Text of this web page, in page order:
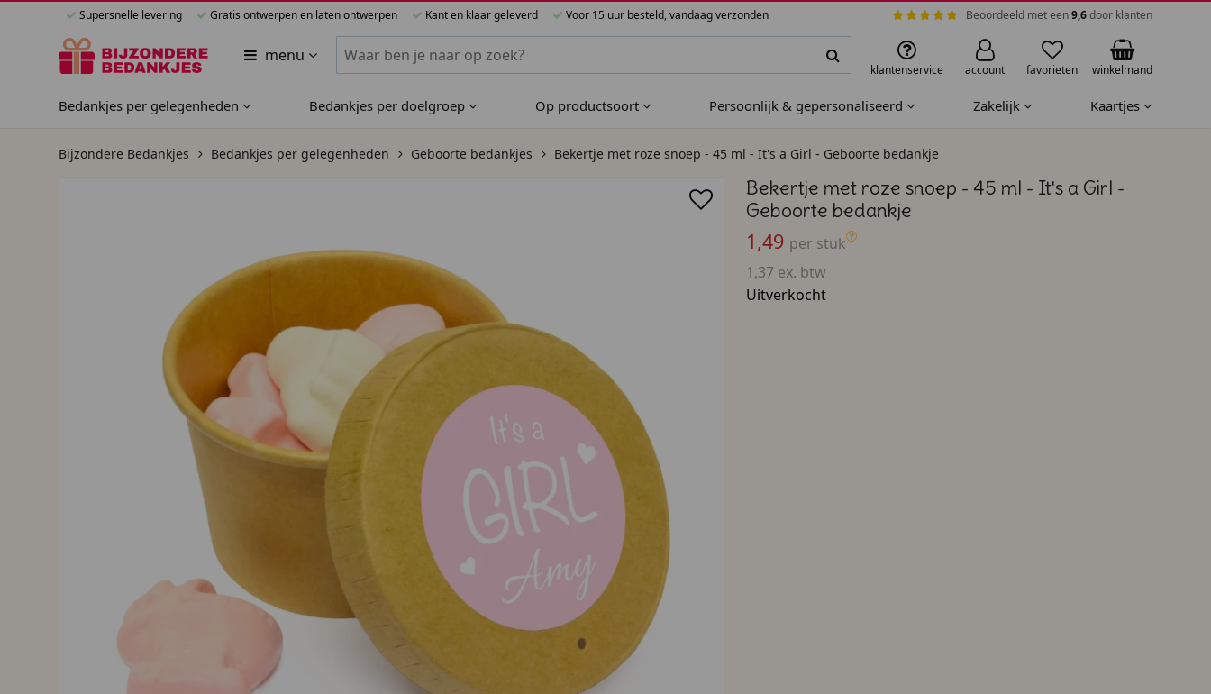
Supersnelle levering Gratis ontwerpen en laten ontwerpen Kant en klaar geleverd Voor 15 uur besteld, vandaag verzonden Beoordeeld met een9,6door klanten
menu Zoeken binnen Bijzondere Bedankjes
klantenservice account favorieten winkelmand
Bedankjes per gelegenheden Bedankjes per doelgroep Op productsoort Persoonlijk & gepersonaliseerd Zakelijk Kaartjes
Bijzondere Bedankjes Bedankjes per gelegenheden Geboorte bedankjes Bekertje met roze snoep - 45 ml - It's a Girl - Geboorte bedankje
Bekertje met roze snoep - 45 ml - It's a Girl -
Geboorte bedankje
1,49 per stuk
1,37 ex. btw
Uitverkocht